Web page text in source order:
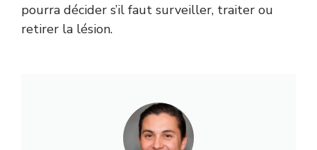
pourra décider s’il faut surveiller, traiter ou
retirer la lésion.